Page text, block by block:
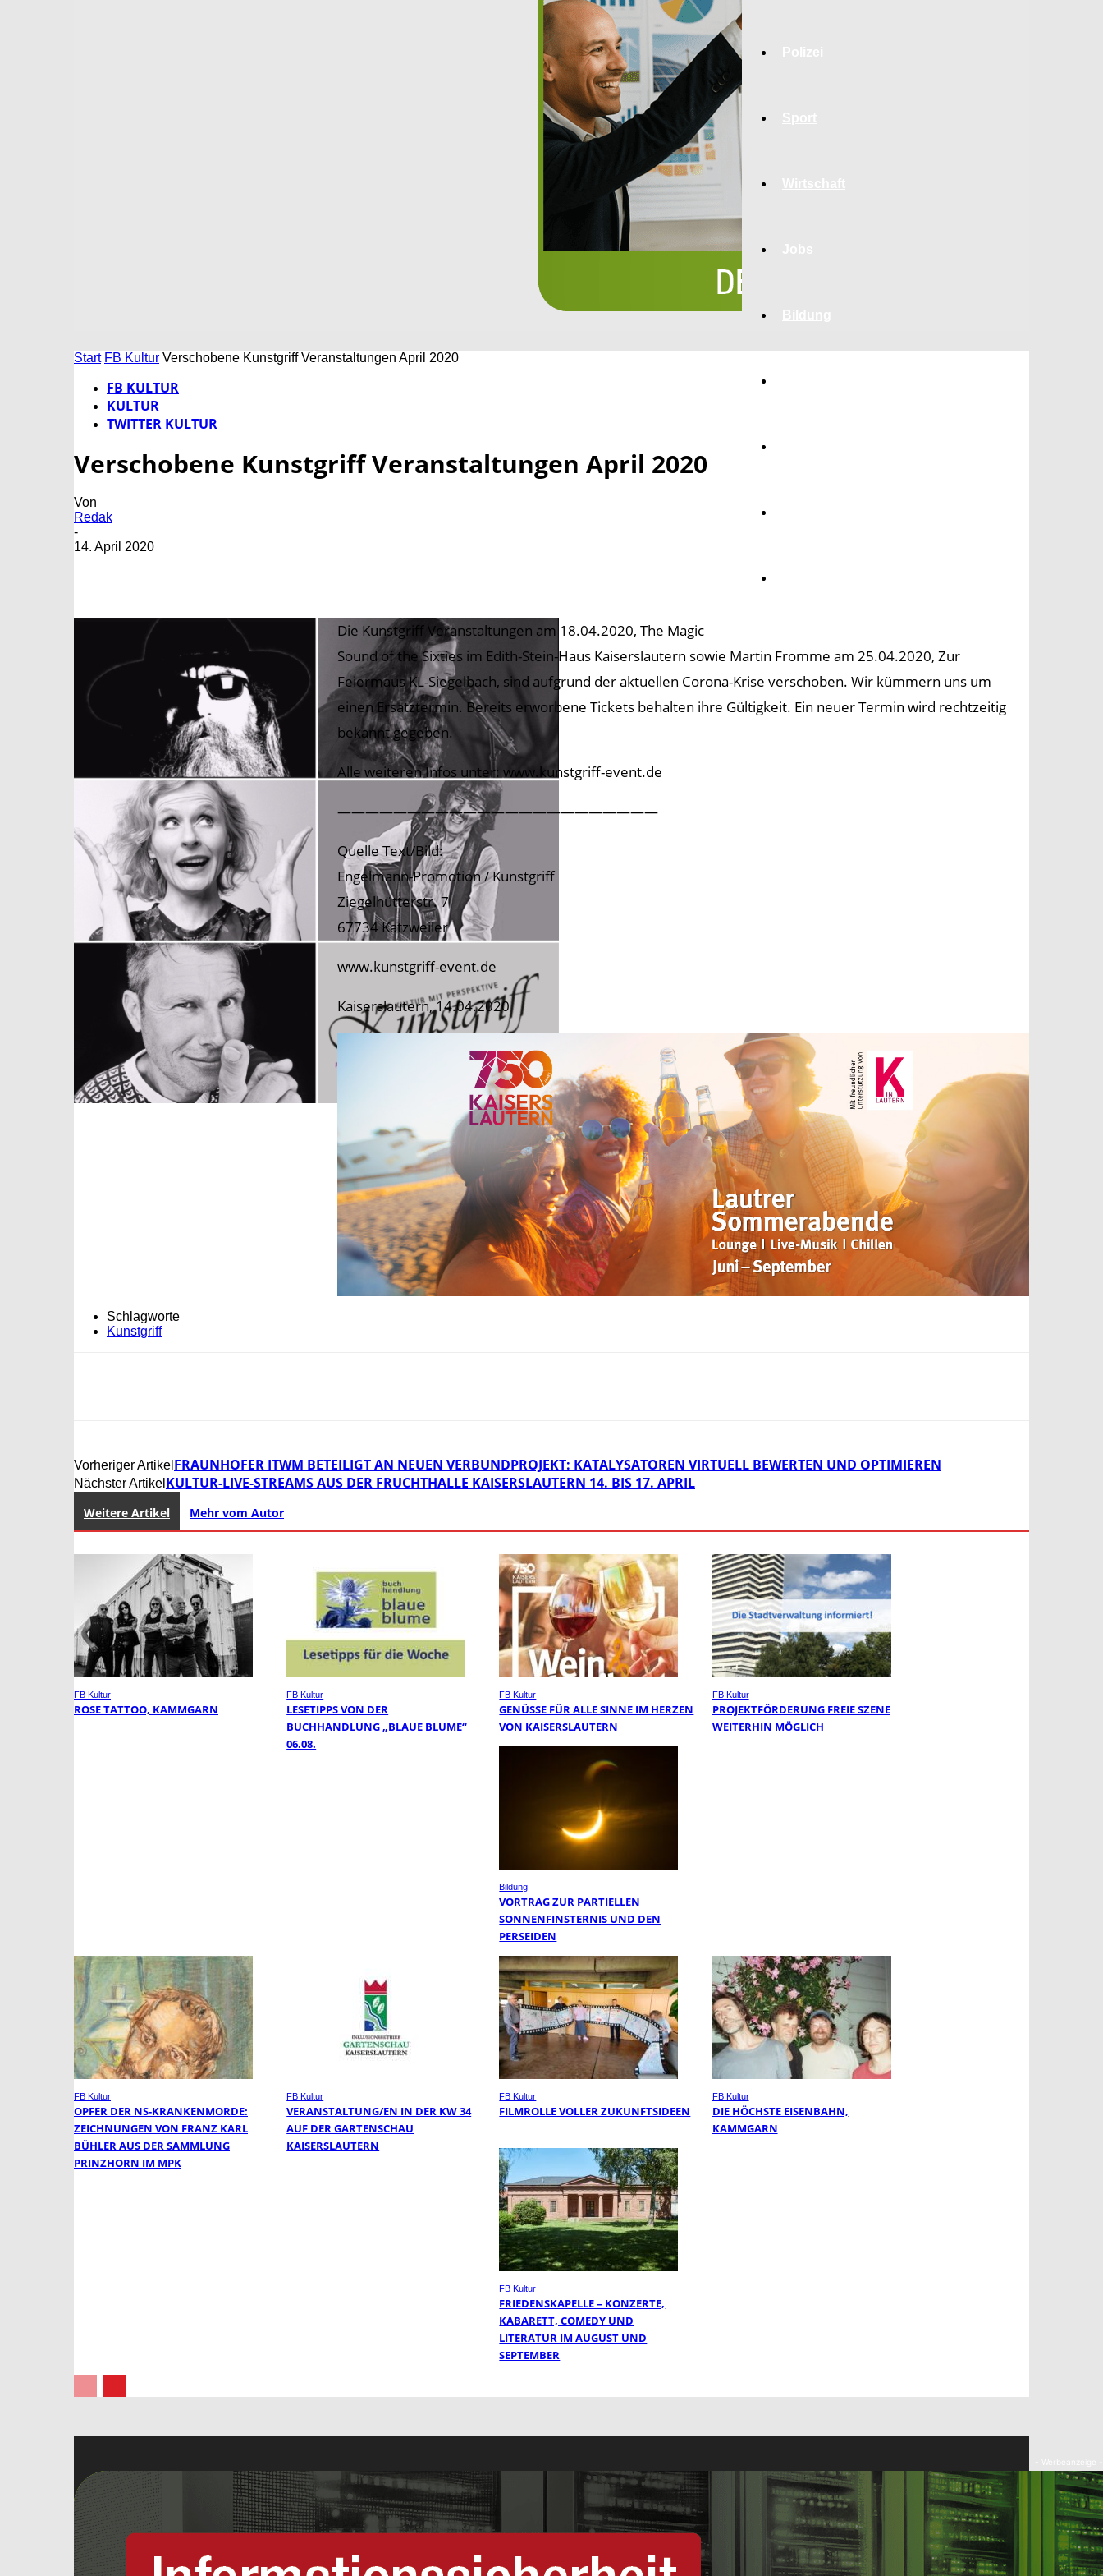
Start FB Kultur Verschobene Kunstgriff Veranstaltungen April 2020
FB KULTUR
KULTUR
TWITTER KULTUR
Verschobene Kunstgriff Veranstaltungen April 2020
Von
Redak
-
14. April 2020
Die Kunstgriff Veranstaltungen am 18.04.2020, The Magic
Sound of the Sixties im Edith-Stein-Haus Kaiserslautern sowie Martin Fromme am 25.04.2020, Zur
Feiermaus KL-Siegelbach, sind aufgrund der aktuellen Corona-Krise verschoben. Wir kümmern uns um
einen Ersatztermin. Bereits erworbene Tickets behalten ihre Gültigkeit. Ein neuer Termin wird rechtzeitig
bekannt gegeben.
Alle weiteren Infos unter: www.kunstgriff-event.de
———————————————————————
Quelle Text/Bild:
Engelmann-Promotion / Kunstgriff
Ziegelhütterstr. 7
67734 Katzweiler
www.kunstgriff-event.de
Kaiserslautern, 14.04.2020
Schlagworte
Kunstgriff
Vorheriger Artikel FRAUNHOFER ITWM BETEILIGT AN NEUEN VERBUNDPROJEKT: KATALYSATOREN VIRTUELL BEWERTEN UND OPTIMIEREN
Nächster Artikel KULTUR-LIVE-STREAMS AUS DER FRUCHTHALLE KAISERSLAUTERN 14. BIS 17. APRIL
Weitere Artikel Mehr vom Autor
FB Kultur
ROSE TATTOO, KAMMGARN
FB Kultur
LESETIPPS VON DER
BUCHHANDLUNG „BLAUE BLUME“
06.08.
FB Kultur
GENÜSSE FÜR ALLE SINNE IM HERZEN
VON KAISERSLAUTERN
FB Kultur
PROJEKTFÖRDERUNG FREIE SZENE
WEITERHIN MÖGLICH
Bildung
VORTRAG ZUR PARTIELLEN
SONNENFINSTERNIS UND DEN
PERSEIDEN
FB Kultur
OPFER DER NS-KRANKENMORDE:
ZEICHNUNGEN VON FRANZ KARL
BÜHLER AUS DER SAMMLUNG
PRINZHORN IM MPK
FB Kultur
VERANSTALTUNG/EN IN DER KW 34
AUF DER GARTENSCHAU
KAISERSLAUTERN
FB Kultur
FILMROLLE VOLLER ZUKUNFTSIDEEN
FB Kultur
DIE HÖCHSTE EISENBAHN,
KAMMGARN
FB Kultur
FRIEDENSKAPELLE – KONZERTE,
KABARETT, COMEDY UND
LITERATUR IM AUGUST UND
SEPTEMBER
- Werbeanzeige -